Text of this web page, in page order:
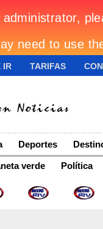
IR TARIFAS
Deportes
verde Política